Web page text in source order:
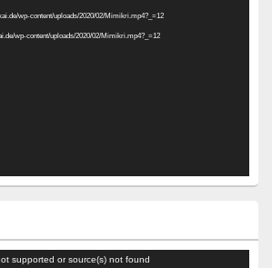
wp-content/uploads/2020/02/Mimikri.mp4?_=12
wp-content/uploads/2020/02/Mimikri.mp4?_=12
supported or source(s) not found